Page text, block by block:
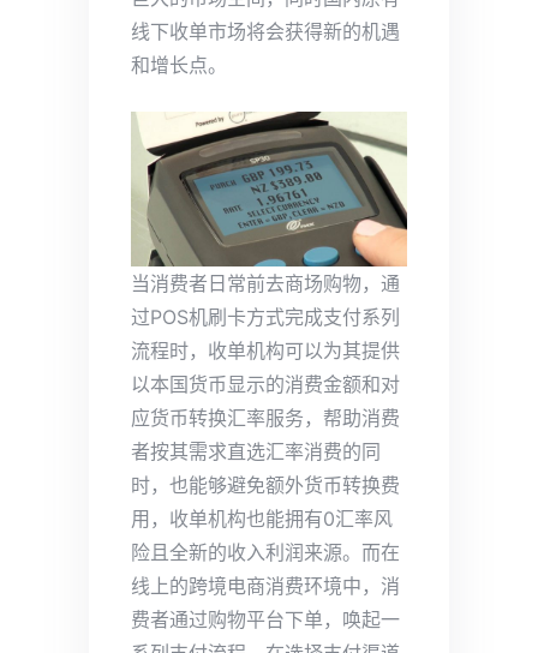
线下收单市场将会获得新的机遇
和增长点。
当消费者日常前去商场购物，通
过POS机刷卡方式完成支付系列
流程时，收单机构可以为其提供
以本国货币显示的消费金额和对
应货币转换汇率服务，帮助消费
者按其需求直选汇率消费的同
时，也能够避免额外货币转换费
用，收单机构也能拥有0汇率风
险且全新的收入利润来源。而在
线上的跨境电商消费环境中，消
费者通过购物平台下单，唤起一